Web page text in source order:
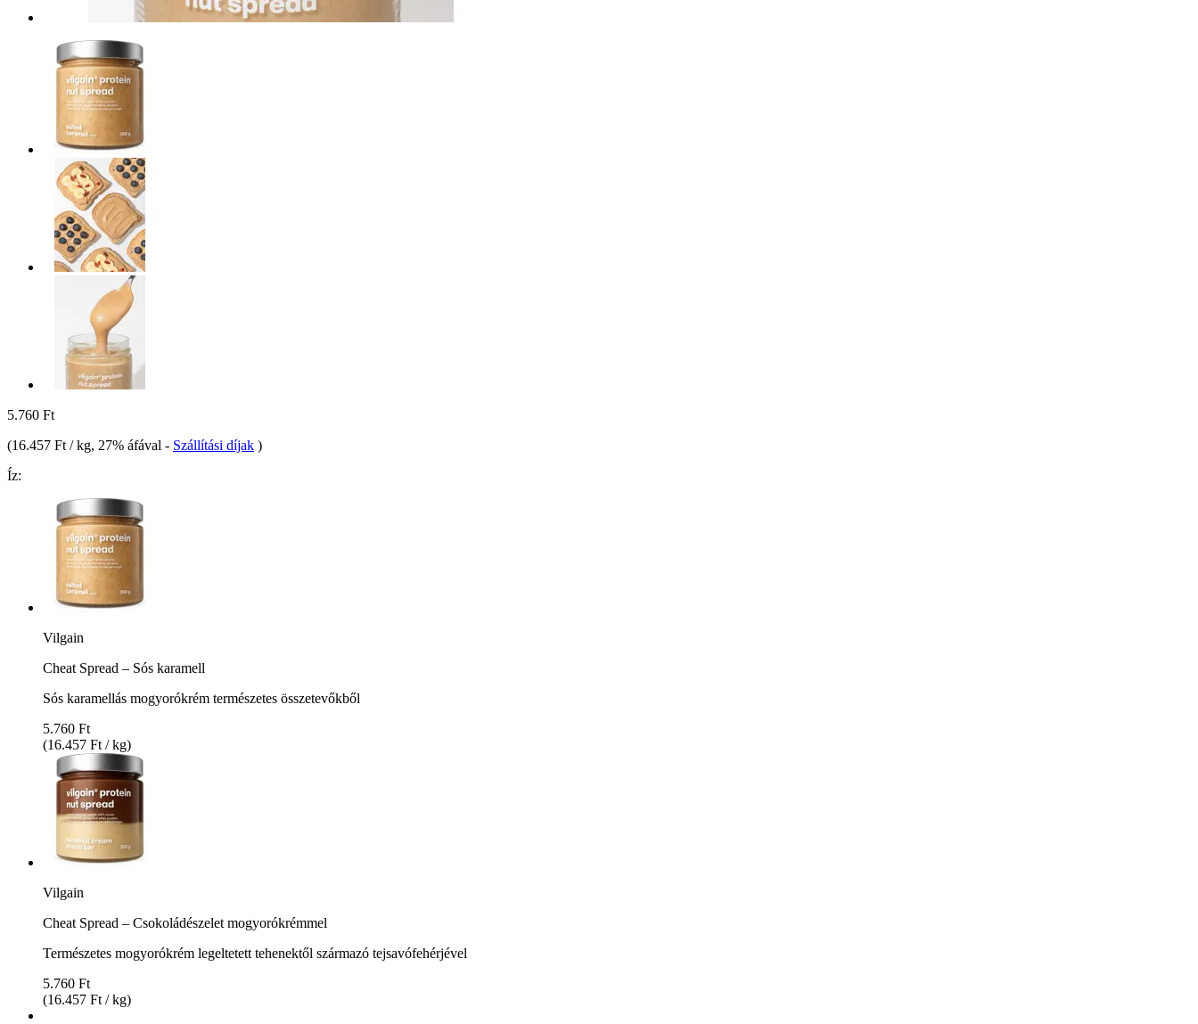
5.760 Ft
(16.457 Ft / kg, 27% áfával - Szállítási díjak )
Íz:
Vilgain
Cheat Spread – Sós karamell
Sós karamellás mogyorókrém természetes összetevőkből
5.760 Ft
(16.457 Ft / kg)
Vilgain
Cheat Spread – Csokoládészelet mogyorókrémmel
Természetes mogyorókrém legeltetett tehenektől származó tejsavófehérjével
5.760 Ft
(16.457 Ft / kg)